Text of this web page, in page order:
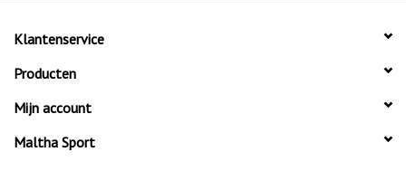
Klantenservice
Producten
Mijn account
Maltha Sport